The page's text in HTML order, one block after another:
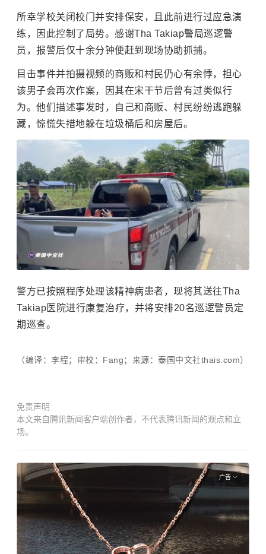
所幸学校关闭校门并安排保安，且此前进行过应急演
练，因此控制了局势。感谢Tha Takiap警局巡逻警
员，报警后仅十余分钟便赶到现场协助抓捕。
目击事件并拍摄视频的商贩和村民仍心有余悸，担心
该男子会再次作案，因其在宋干节后曾有过类似行
为。他们描述事发时，自己和商贩、村民纷纷逃跑躲
藏，惊慌失措地躲在垃圾桶后和房屋后。
警方已按照程序处理该精神病患者，现将其送往Tha
Takiap医院进行康复治疗，并将安排20名巡逻警员定
期巡查。
（编译：李程；审校：Fang；来源：泰国中文社thais.com）
免责声明
本文来自腾讯新闻客户端创作者，不代表腾讯新闻的观点和立
场。
广告